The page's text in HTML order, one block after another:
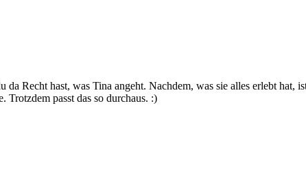
da Recht hast, was Tina angeht. Nachdem, was sie alles erlebt
Trotzdem passt das so durchaus. :)